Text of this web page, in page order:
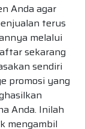
Anda agar
terus
melalui
sekarang
sendiri
promosi yang
Anda. Inilah
mengambil